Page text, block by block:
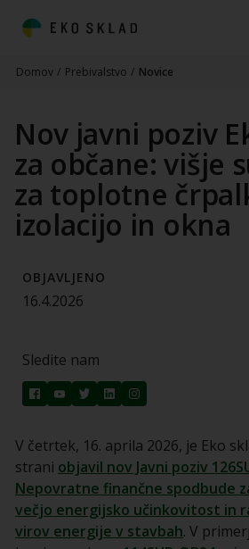
Domov / Prebivalstvo / Novice
Nov javni poziv
za občane: višje
za toplotne
izolacijo in okna
OBJAVLJENO
16.4.2026
Sledite nam
V četrtek, 16. aprila 2026, je Eko
strani objavil nov Javni poziv
Nepovratne finančne spodbude
večjo energijsko učinkovitost in
virov energije v stavbah. V